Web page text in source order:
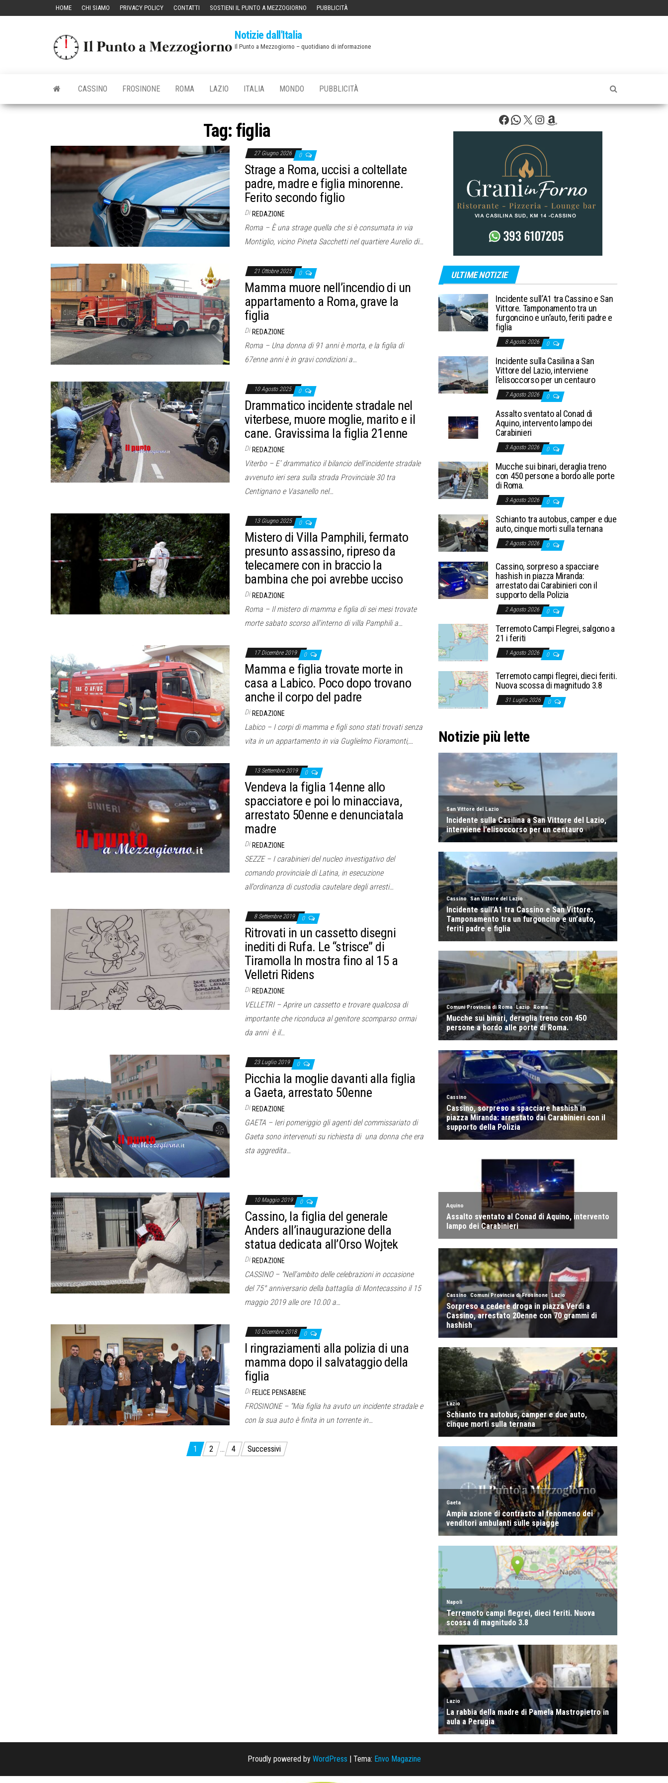
HOME CHI SIAMO PRIVACY POLICY CONTATTI SOSTIENI IL PUNTO A MEZZOGIORNO PUBBLICITÀ
Notizie dall'Italia
Il Punto a Mezzogiorno – quotidiano di informazione
CASSINO FROSINONE ROMA LAZIO ITALIA MONDO PUBBLICITÀ
Tag: figlia
27 Giugno 2026 0
Strage a Roma, uccisi a coltellate
padre, madre e figlia minorenne.
Ferito secondo figlio
Di REDAZIONE
Roma – È una strage quella che si è consumata in via
Montiglio, vicino Pineta Sacchetti nel quartiere Aurelio di…
21 Ottobre 2025 0
Mamma muore nell’incendio di un
appartamento a Roma, grave la
figlia
Di REDAZIONE
Roma – Una donna di 91 anni è morta, e la figlia di
67enne anni è in gravi condizioni a…
10 Agosto 2025 0
Drammatico incidente stradale nel
viterbese, muore moglie, marito e il
cane. Gravissima la figlia 21enne
Di REDAZIONE
Viterbo – E’ drammatico il bilancio dell’incidente stradale
avvenuto ieri sera sulla strada Provinciale 30 tra
Centignano e Vasanello nel…
13 Giugno 2025 0
Mistero di Villa Pamphili, fermato
presunto assassino, ripreso da
telecamere con in braccio la
bambina che poi avrebbe ucciso
Di REDAZIONE
Roma – Il mistero di mamma e figlia di sei mesi trovate
morte sabato scorso all’interno di villa Pamphili a…
17 Dicembre 2019 0
Mamma e figlia trovate morte in
casa a Labico. Poco dopo trovano
anche il corpo del padre
Di REDAZIONE
Labico – I corpi di mamma e figli sono stati trovati senza
vita in un appartamento in via Guglielmo Fioramonti,…
13 Settembre 2019 0
Vendeva la figlia 14enne allo
spacciatore e poi lo minacciava,
arrestato 50enne e denunciatala
madre
Di REDAZIONE
SEZZE – I carabinieri del nucleo investigativo del
comando provinciale di Latina, in esecuzione
all’ordinanza di custodia cautelare degli arresti…
8 Settembre 2019 0
Ritrovati in un cassetto disegni
inediti di Rufa. Le “strisce” di
Tiramolla In mostra fino al 15 a
Velletri Ridens
Di REDAZIONE
VELLETRI – Aprire un cassetto e trovare qualcosa di
importante che riconduca al genitore scomparso ormai
da anni è il…
23 Luglio 2019 0
Picchia la moglie davanti alla figlia
a Gaeta, arrestato 50enne
Di REDAZIONE
GAETA – Ieri pomeriggio gli agenti del commissariato di
Gaeta sono intervenuti su richiesta di una donna che era
sta aggredita…
10 Maggio 2019 0
Cassino, la figlia del generale
Anders all’inaugurazione della
statua dedicata all’Orso Wojtek
Di REDAZIONE
CASSINO – “Nell’ambito delle celebrazioni in occasione
del 75° anniversario della battaglia di Montecassino il 15
maggio 2019 alle ore 10.00 a…
10 Dicembre 2018 0
I ringraziamenti alla polizia di una
mamma dopo il salvataggio della
figlia
Di FELICE PENSABENE
FROSINONE – “Mia figlia ha avuto un incidente stradale e
con la sua auto è finita in un torrente in…
1 2 … 4 Successivi
Facebook
WhatsApp
X Instagram
Amazon
ULTIME NOTIZIE
Incidente sull’A1 tra Cassino e San
Vittore. Tamponamento tra un
furgoncino e un’auto, feriti padre e
figlia
8 Agosto 2026 0
Incidente sulla Casilina a San
Vittore del Lazio, interviene
l’elisoccorso per un centauro
7 Agosto 2026 0
Assalto sventato al Conad di
Aquino, intervento lampo dei
Carabinieri
3 Agosto 2026 0
Mucche sui binari, deraglia treno
con 450 persone a bordo alle porte
di Roma.
3 Agosto 2026 0
Schianto tra autobus, camper e due
auto, cinque morti sulla ternana
2 Agosto 2026 0
Cassino, sorpreso a spacciare
hashish in piazza Miranda:
arrestato dai Carabinieri con il
supporto della Polizia
2 Agosto 2026 0
Terremoto Campi Flegrei, salgono a
21 i feriti
1 Agosto 2026 0
Terremoto campi flegrei, dieci feriti.
Nuova scossa di magnitudo 3.8
31 Luglio 2026 0
Notizie più lette
Proudly powered by WordPress | Tema: Envo Magazine